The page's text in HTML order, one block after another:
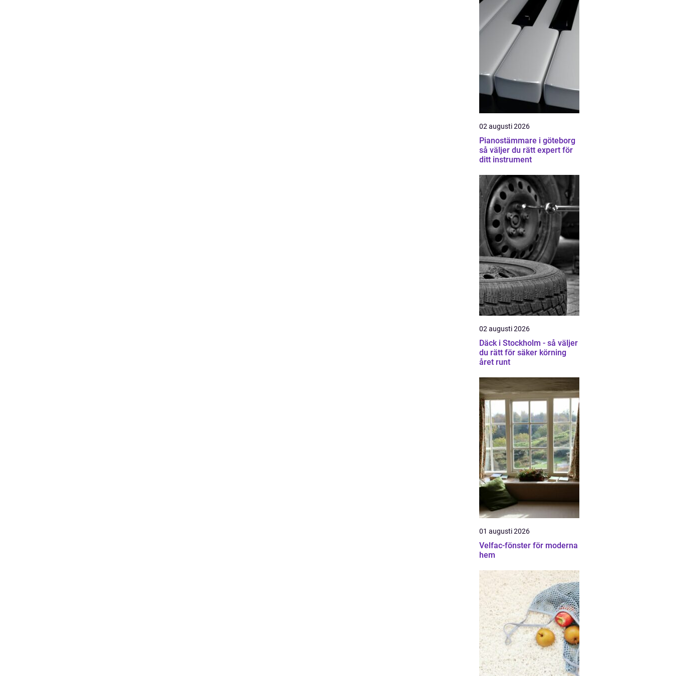
02 augusti 2026
Pianostämmare i göteborg
så väljer du rätt expert för
ditt instrument
02 augusti 2026
Däck i Stockholm - så väljer
du rätt för säker körning
året runt
01 augusti 2026
Velfac-fönster för moderna
hem